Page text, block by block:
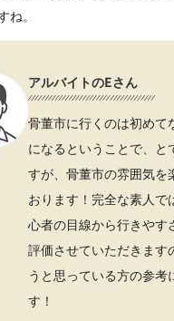
ね。
アルバイトのEさん
骨董市に行くのは初めて
になるということで、と
すが、骨董市の雰囲気を
おります！完全な素人で
心者の目線から行きやす
評価させていただきます
うと思っている方の参考
す！